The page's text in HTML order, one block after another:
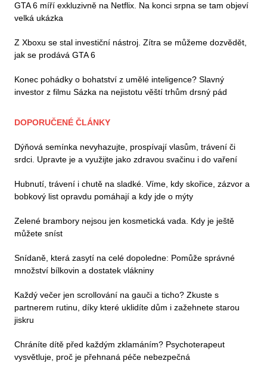
GTA 6 míří exkluzivně na Netflix. Na konci srpna se tam objeví
velká ukázka
Z Xboxu se stal investiční nástroj. Zítra se můžeme dozvědět,
jak se prodává GTA 6
Konec pohádky o bohatství z umělé inteligence? Slavný
investor z filmu Sázka na nejistotu věští trhům drsný pád
DOPORUČENÉ ČLÁNKY
Dýňová semínka nevyhazujte, prospívají vlasům, trávení či
srdci. Upravte je a využijte jako zdravou svačinu i do vaření
Hubnutí, trávení i chutě na sladké. Víme, kdy skořice, zázvor a
bobkový list opravdu pomáhají a kdy jde o mýty
Zelené brambory nejsou jen kosmetická vada. Kdy je ještě
můžete sníst
Snídaně, která zasytí na celé dopoledne: Pomůže správné
množství bílkovin a dostatek vlákniny
Každý večer jen scrollování na gauči a ticho? Zkuste s
partnerem rutinu, díky které uklidíte dům i zažehnete starou
jiskru
Chráníte dítě před každým zklamáním? Psychoterapeut
vysvětluje, proč je přehnaná péče nebezpečná